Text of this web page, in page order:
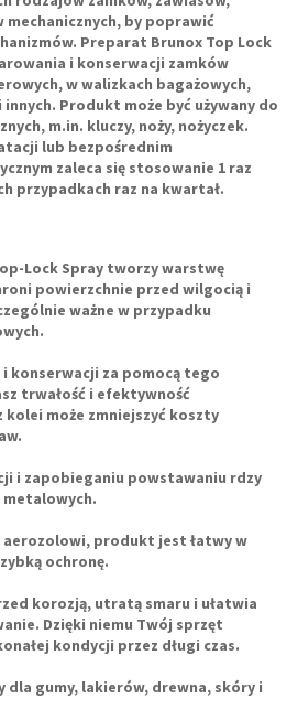
by poprawić
Preparat Brunox Top Lock
i konserwacji zamków
w walizkach bagażowych,
Produkt może być używany do
m.in. kluczy, noży, nożyczek.
lub bezpośrednim
zaleca się stosowanie 1 raz
przypadkach raz na kwartał.
Lock Spray tworzy warstwę
powierzchnie przed wilgocią i
ważne w przypadku
konserwacji za pomocą tego
trwałość i efektywność
kolei może zmniejszyć koszty
i zapobieganiu powstawaniu rdzy
metalowych.
aerozolowi, produkt jest łatwy w
ochronę.
korozją, utratą smaru i ułatwia
Dzięki niemu Twój sprzęt
kondycji przez długi czas.
gumy, lakierów, drewna, skóry i